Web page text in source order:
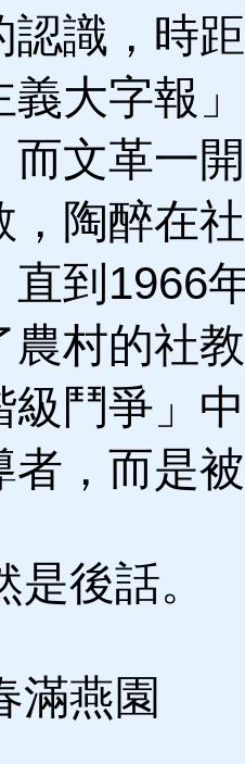
認識，時
義大字報
而文革一
，陶醉在
直到1966
農村的社
級鬥爭」
者，而是
後話。
燕園